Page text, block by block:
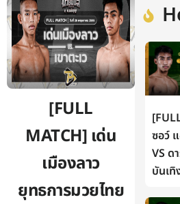
[FULL
MATCH] เด่น
เมืองลาว
ยุทธการมวยไทย
ซอว์
VS ด
บันเ